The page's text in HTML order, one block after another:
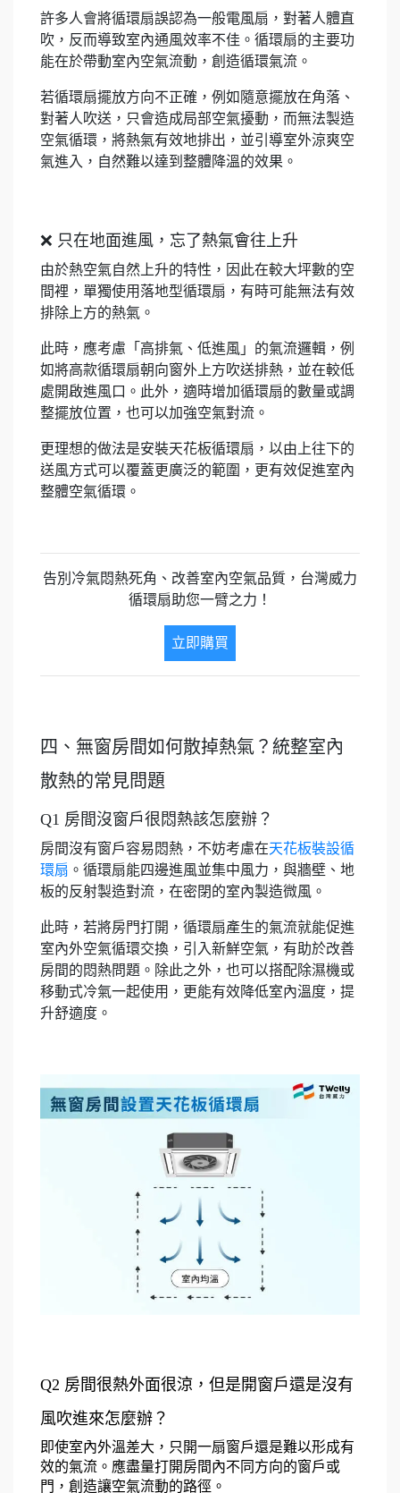
許多人會將循環扇誤認為一般電風扇，對著人體直
吹，反而導致室內通風效率不佳。循環扇的主要功
能在於帶動室內空氣流動，創造循環氣流。
若循環扇擺放方向不正確，例如隨意擺放在角落、
對著人吹送，只會造成局部空氣擾動，而無法製造
空氣循環，將熱氣有效地排出，並引導室外涼爽空
氣進入，自然難以達到整體降溫的效果。
❌ 只在地面進風，忘了熱氣會往上升
由於熱空氣自然上升的特性，因此在較大坪數的空
間裡，單獨使用落地型循環扇，有時可能無法有效
排除上方的熱氣。
此時，應考慮「高排氣、低進風」的氣流邏輯，例
如將高款循環扇朝向窗外上方吹送排熱，並在較低
處開啟進風口。此外，適時增加循環扇的數量或調
整擺放位置，也可以加強空氣對流。
更理想的做法是安裝天花板循環扇，以由上往下的
送風方式可以覆蓋更廣泛的範圍，更有效促進室內
整體空氣循環。
告別冷氣悶熱死角、改善室內空氣品質，台灣威力
循環扇助您一臂之力！
立即購買
四、無窗房間如何散掉熱氣？統整室內
散熱的常見問題
Q1 房間沒窗戶很悶熱該怎麼辦？
房間沒有窗戶容易悶熱，不妨考慮在天花板裝設循
環扇 。循環扇能四邊進風並集中風力，與牆壁、地
板的反射製造對流，在密閉的室內製造微風。
此時，若將房門打開，循環扇產生的氣流就能促進
室內外空氣循環交換，引入新鮮空氣，有助於改善
房間的悶熱問題。除此之外，也可以搭配除濕機或
移動式冷氣一起使用，更能有效降低室內溫度，提
升舒適度。
Q2 房間很熱外面很涼 ，但是開窗戶還是沒有
風吹進來怎麼辦？
即使室內外溫差大，只開一扇窗戶還是難以形成有
效的氣流。應盡量打開房間內不同方向的窗戶或
門，創造讓空氣流動的路徑。